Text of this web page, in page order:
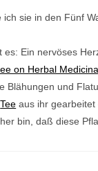
sie in den Fünf
Ein nervöses
on Herbal
und
Tee aus ihr
bin, daß diese